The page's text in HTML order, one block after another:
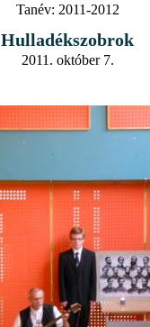
Tanév: 2011-2012
Hulladékszobrok
2011. október 7.